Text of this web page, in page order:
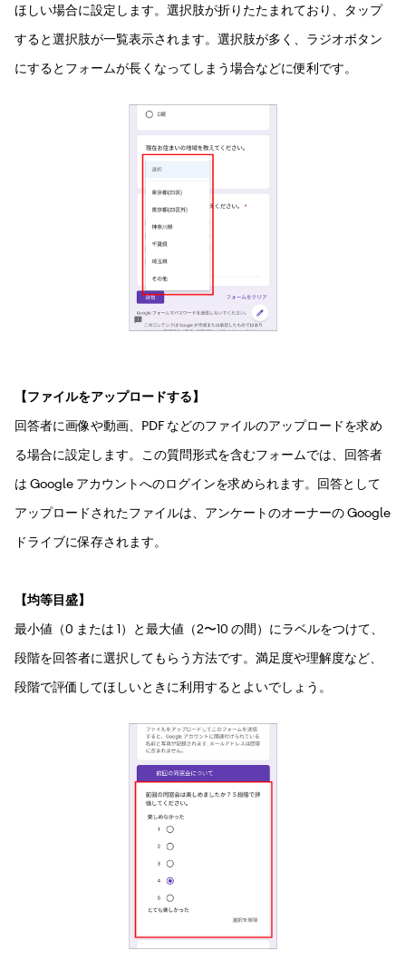
ほしい場合に設定します。選択肢が折りたたまれており、タップ
すると選択肢が一覧表示されます。選択肢が多く、ラジオボタン
にするとフォームが長くなってしまう場合などに便利です。
【ファイルをアップロードする】
回答者に画像や動画、PDF などのファイルのアップロードを求め
る場合に設定します。この質問形式を含むフォームでは、回答者
は Google アカウントへのログインを求められます。回答として
アップロードされたファイルは、アンケートのオーナーの Google
ドライブに保存されます。
【均等目盛】
最小値（0 または 1）と最大値（2〜10 の間）にラベルをつけて、
段階を回答者に選択してもらう方法です。満足度や理解度など、
段階で評価してほしいときに利用するとよいでしょう。